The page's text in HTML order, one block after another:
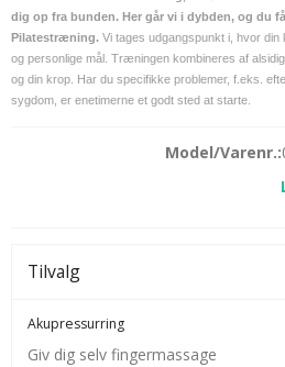
dig op fra bunden. Her går vi i dybden, og du
Pilatestræning. Vi tages udgangspunkt i, hvor
og personlige mål. Træningen kombineres af
og din krop. Har du specifikke problemer, f.eks.
sygdom, er enetimerne et godt sted at starte.
Model/Varenr.:
Tilvalg
Akupressurring
Giv dig selv fingermassage